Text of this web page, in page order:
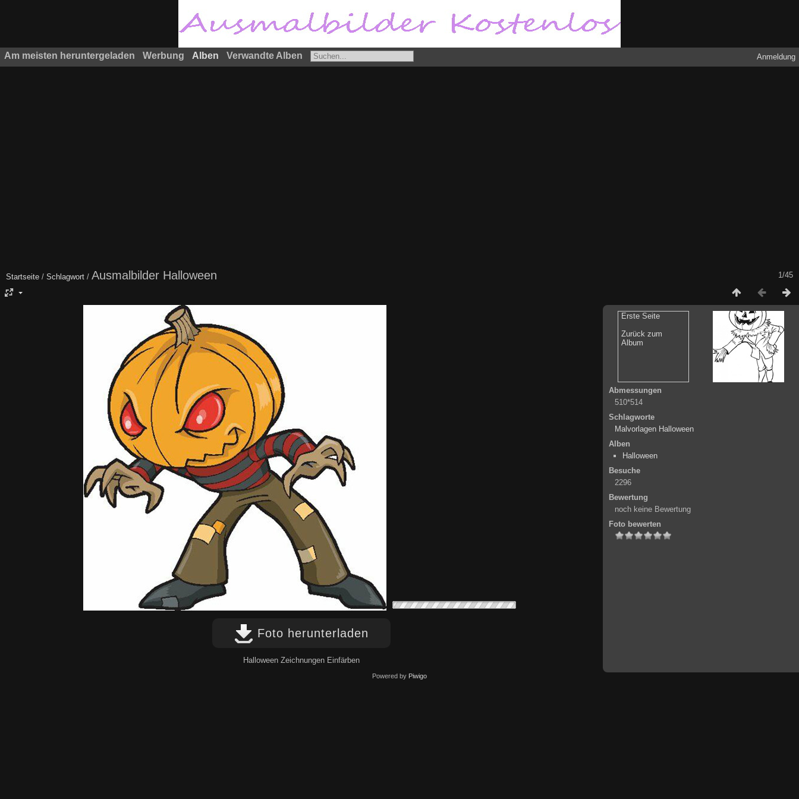
Am meisten heruntergeladen Werbung Alben Verwandte Alben Anmeldung
1/45
Startseite / Schlagwort / Ausmalbilder Halloween
Foto herunterladen
Halloween Zeichnungen Einfärben
Erste Seite
Zurück zum
Album
Abmessungen
510*514
Schlagworte
Malvorlagen Halloween
Alben
Halloween
Besuche
2296
Bewertung
noch keine Bewertung
Foto bewerten
Powered by Piwigo